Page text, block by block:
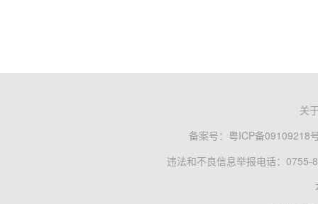
关
备案号： 粤ICP备09109218
违法和不良信息举报电话：0755-